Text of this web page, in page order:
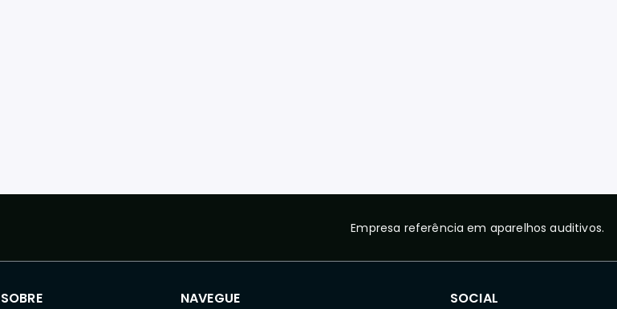
Empresa referência em aparelhos auditivos.
SOBRE NAVEGUE SOCIAL